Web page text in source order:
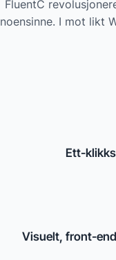
FluentC
noensinne. I mot likt
Ett-
Visuelt, front-